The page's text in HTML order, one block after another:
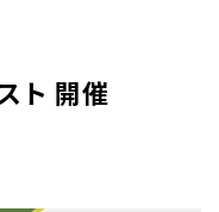
ト 開催